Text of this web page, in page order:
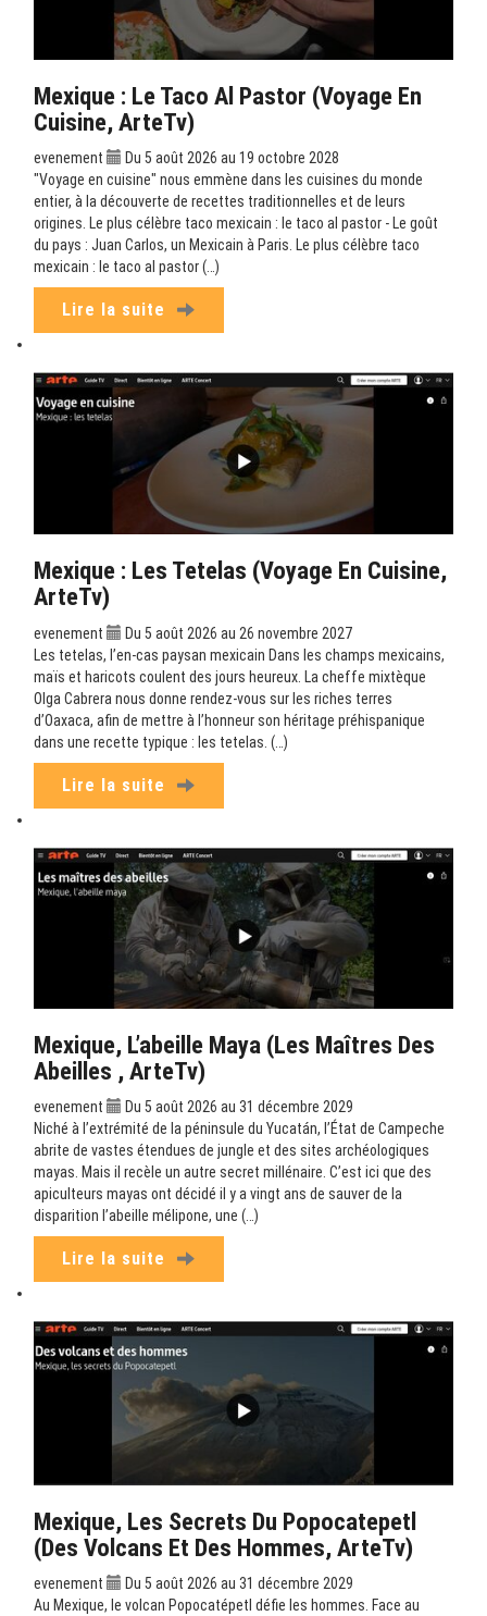
Mexique : Le Taco Al Pastor (Voyage En
Cuisine, ArteTv)
evenement
Du 5 août 2026 au 19 octobre 2028
"Voyage en cuisine" nous emmène dans les cuisines du monde
entier, à la découverte de recettes traditionnelles et de leurs
origines. Le plus célèbre taco mexicain : le taco al pastor - Le goût
du pays : Juan Carlos, un Mexicain à Paris. Le plus célèbre taco
mexicain : le taco al pastor (…)
Lire la suite
Mexique : Les Tetelas (Voyage En Cuisine,
ArteTv)
evenement
Du 5 août 2026 au 26 novembre 2027
Les tetelas, l’en-cas paysan mexicain Dans les champs mexicains,
maïs et haricots coulent des jours heureux. La cheffe mixtèque
Olga Cabrera nous donne rendez-vous sur les riches terres
d’Oaxaca, afin de mettre à l’honneur son héritage préhispanique
dans une recette typique : les tetelas. (…)
Lire la suite
Mexique, L’abeille Maya (Les Maîtres Des
Abeilles , ArteTv)
evenement
Du 5 août 2026 au 31 décembre 2029
Niché à l’extrémité de la péninsule du Yucatán, l’État de Campeche
abrite de vastes étendues de jungle et des sites archéologiques
mayas. Mais il recèle un autre secret millénaire. C’est ici que des
apiculteurs mayas ont décidé il y a vingt ans de sauver de la
disparition l’abeille mélipone, une (…)
Lire la suite
Mexique, Les Secrets Du Popocatepetl
(Des Volcans Et Des Hommes, ArteTv)
evenement
Du 5 août 2026 au 31 décembre 2029
Au Mexique, le volcan Popocatépetl défie les hommes. Face au